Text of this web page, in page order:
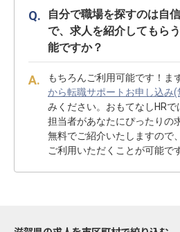
自分で職場を探すのは自
で、求人を紹介してもら
能ですか？
もちろんご利用可能です！ま
から転職サポートお申し込み(
みください。おもてなしHRで
担当者があなたにぴったりの
無料でご紹介いたしますので
ご利用いただくことが可能で